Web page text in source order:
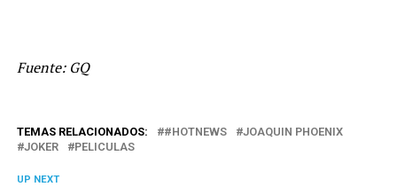
Fuente: GQ
TEMAS RELACIONADOS: #HOTNEWS
JOAQUIN PHOENIX
JOKER
PELICULAS
UP NEXT